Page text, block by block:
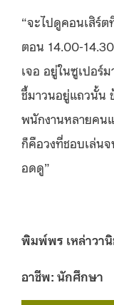
“จะไปดูคอนเสิร์ต
ตอน 14.00-14.30
เจอ อยู่ในซูเปอร์
ชี้มาวนอยู่แถวนั้น
พนักงานหลายคน
ก็คือวงที่ชอบเล่น
อดดู”
พิมพ์พร เหล่าวา
อาชีพ: นักศึกษา